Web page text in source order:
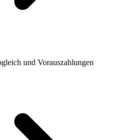
und Vorauszahlungen